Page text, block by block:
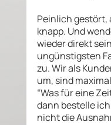
Peinlich
knapp. Und
wieder direkt
ungünstigsten
zu. Wir als
um, sind
“Was für eine
dann bestelle
nicht die